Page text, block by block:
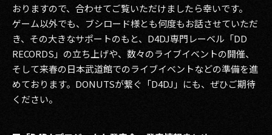
おりますので、合わせてご覧いただけましたら幸いです。
ゲーム以外でも、ブシロード様とも何度もお話させていただ
き、その大きなサポートのもと、D4DJ専門レーベル「DD
RECORDS」の立ち上げや、数々のライブイベントの開催、
そして来春の日本武道館でのライブイベントなどの準備を進
めております。DONUTSが繋ぐ「D4DJ」にも、ぜひご期待
ください。